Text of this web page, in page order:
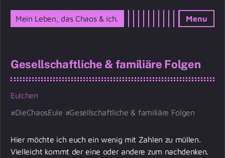
Mein Leben, das Chaos & ich. Menu
Gesellschaftliche & familiäre Folgen
Eulchen
DieChaosEule
Gesellschaftliche & familiäre Folgen
Hier möchte ich euch ein wenig mit Zahlen zu müllen.
Vielleicht kommt der eine oder andere zum nachdenken.